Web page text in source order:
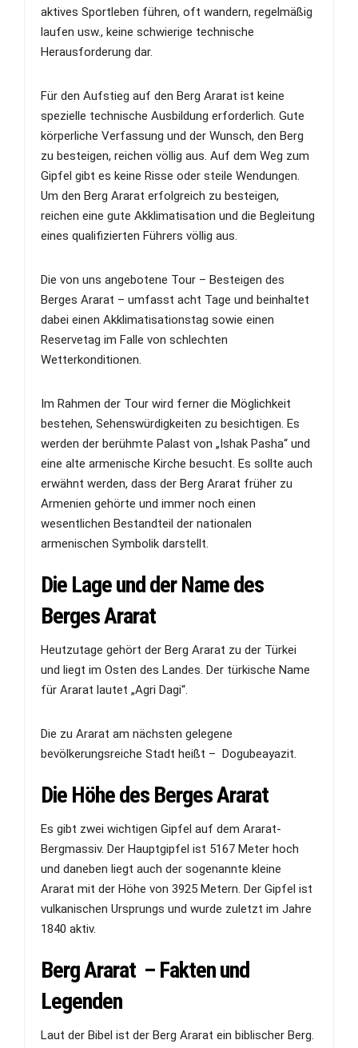
aktives Sportleben führen, oft wandern, regelmäßig
laufen usw., keine schwierige technische
Herausforderung dar.
Für den Aufstieg auf den Berg Ararat ist keine
spezielle technische Ausbildung erforderlich. Gute
körperliche Verfassung und der Wunsch, den Berg
zu besteigen, reichen völlig aus. Auf dem Weg zum
Gipfel gibt es keine Risse oder steile Wendungen.
Um den Berg Ararat erfolgreich zu besteigen,
reichen eine gute Akklimatisation und die Begleitung
eines qualifizierten Führers völlig aus.
Die von uns angebotene Tour – Besteigen des
Berges Ararat – umfasst acht Tage und beinhaltet
dabei einen Akklimatisationstag sowie einen
Reservetag im Falle von schlechten
Wetterkonditionen.
Im Rahmen der Tour wird ferner die Möglichkeit
bestehen, Sehenswürdigkeiten zu besichtigen. Es
werden der berühmte Palast von „Ishak Pasha“ und
eine alte armenische Kirche besucht. Es sollte auch
erwähnt werden, dass der Berg Ararat früher zu
Armenien gehörte und immer noch einen
wesentlichen Bestandteil der nationalen
armenischen Symbolik darstellt.
Die Lage und der Name des
Berges Ararat
Heutzutage gehört der Berg Ararat zu der Türkei
und liegt im Osten des Landes. Der türkische Name
für Ararat lautet „Agri Dagi“.
Die zu Ararat am nächsten gelegene
bevölkerungsreiche Stadt heißt – Dogubeayazit.
Die Höhe des Berges Ararat
Es gibt zwei wichtigen Gipfel auf dem Ararat-
Bergmassiv. Der Hauptgipfel ist 5167 Meter hoch
und daneben liegt auch der sogenannte kleine
Ararat mit der Höhe von 3925 Metern. Der Gipfel ist
vulkanischen Ursprungs und wurde zuletzt im Jahre
1840 aktiv.
Berg Ararat – Fakten und
Legenden
Laut der Bibel ist der Berg Ararat ein biblischer Berg.